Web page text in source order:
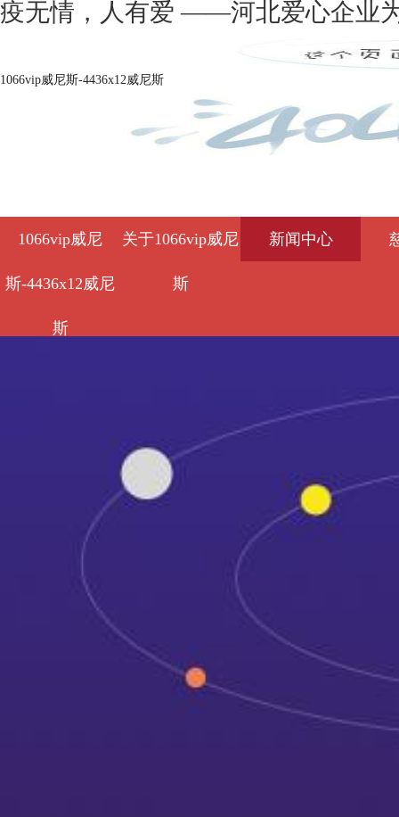
疫无情，人有爱 ——河北爱心企业
1066vip威尼斯-4436x12威尼斯
1066vip威尼
斯-4436x12威尼
斯
关于1066vip威尼
斯
新闻中心